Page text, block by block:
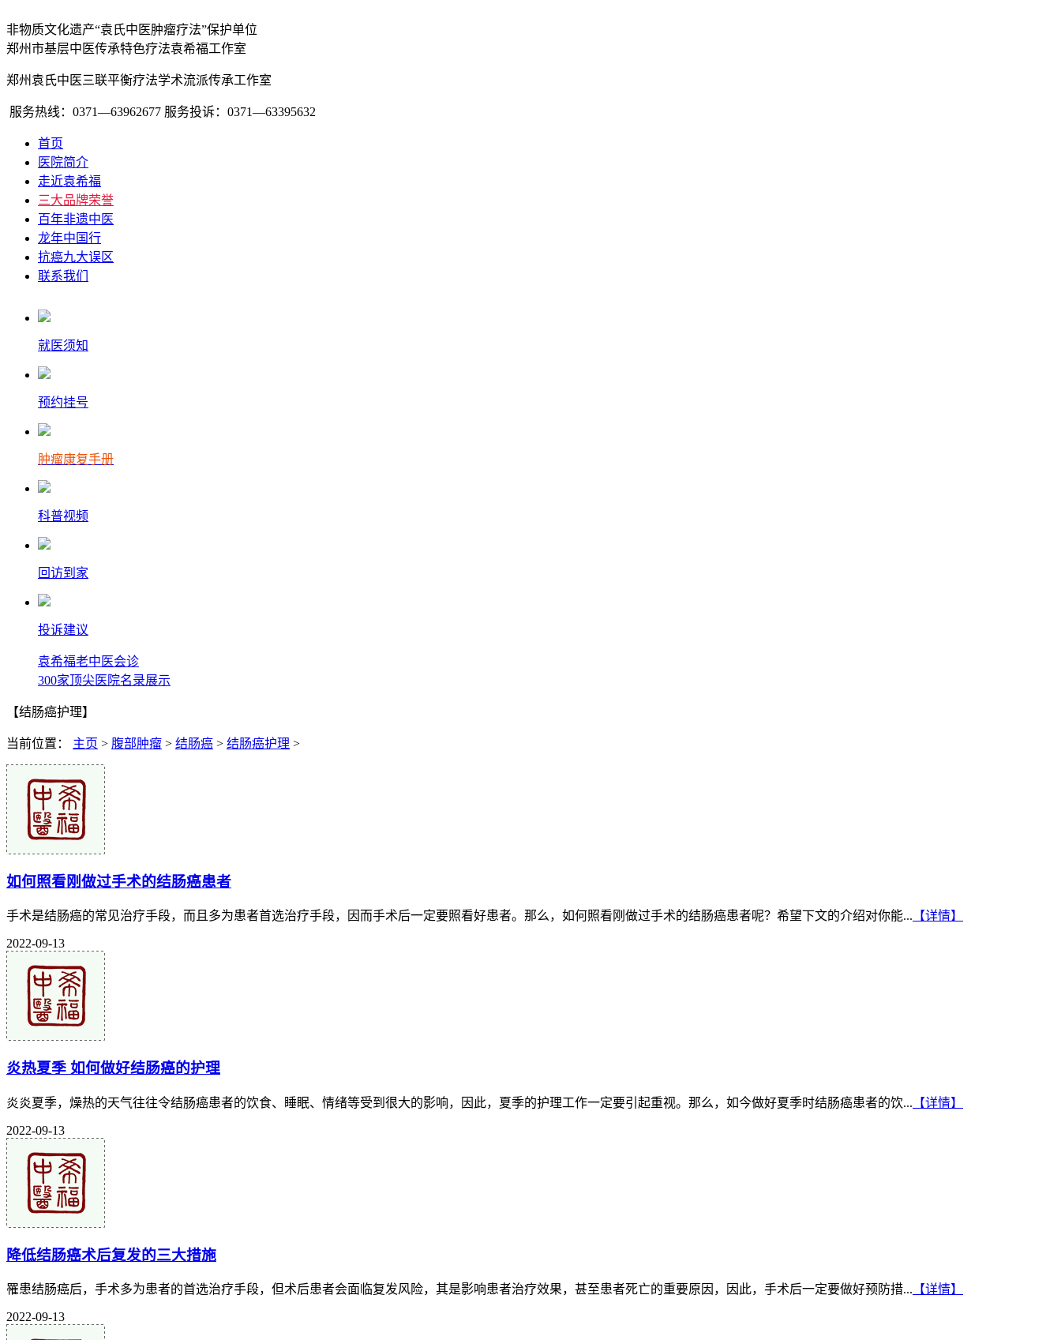
非物质文化遗产“袁氏中医肿瘤疗法”保护单位
郑州市基层中医传承特色疗法袁希福工作室
郑州袁氏中医三联平衡疗法学术流派传承工作室
服务热线：0371—63962677 服务投诉：0371—63395632
首页
医院简介
走近袁希福
三大品牌荣誉
百年非遗中医
龙年中国行
抗癌九大误区
联系我们
就医须知
预约挂号
肿瘤康复手册
科普视频
回访到家
投诉建议
袁希福老中医会诊
300家顶尖医院名录展示
【结肠癌护理】
当前位置： 主页 > 腹部肿瘤 > 结肠癌 > 结肠癌护理 >
如何照看刚做过手术的结肠癌患者
手术是结肠癌的常见治疗手段，而且多为患者首选治疗手段，因而手术后一定要照看好患者。那么，如何照看刚做过手术的结肠癌患者呢？希望下文的介绍对你能... 【详情】
2022-09-13
炎热夏季 如何做好结肠癌的护理
炎炎夏季，燥热的天气往往令结肠癌患者的饮食、睡眠、情绪等受到很大的影响，因此，夏季的护理工作一定要引起重视。那么，如今做好夏季时结肠癌患者的饮... 【详情】
2022-09-13
降低结肠癌术后复发的三大措施
罹患结肠癌后，手术多为患者的首选治疗手段，但术后患者会面临复发风险，其是影响患者治疗效果，甚至患者死亡的重要原因，因此，手术后一定要做好预防措... 【详情】
2022-09-13